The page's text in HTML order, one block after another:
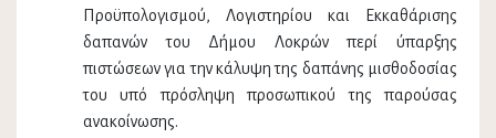
Προϋπολογισμού, Λογιστηρίου και Εκκαθάρισης
δαπανών του Δήμου Λοκρών περί ύπαρξης
πιστώσεων για την κάλυψη της δαπάνης μισθοδοσίας
του υπό πρόσληψη προσωπικού της παρούσας
ανακοίνωσης.